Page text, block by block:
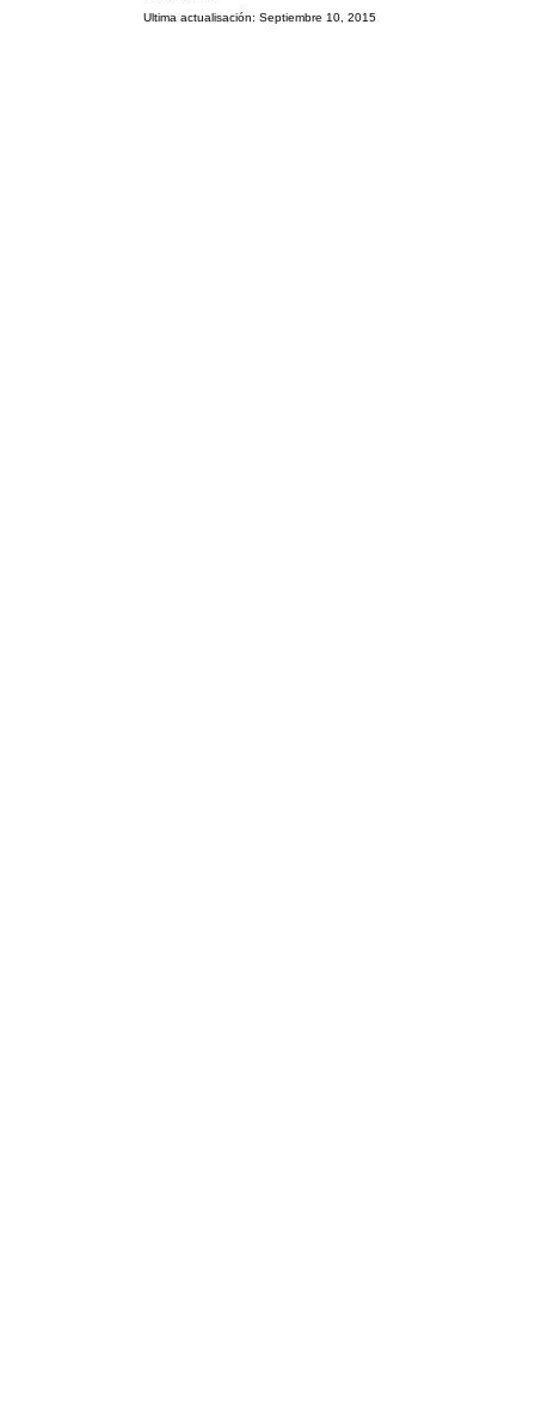
Ultima actualisación: Septiembre 10, 2015